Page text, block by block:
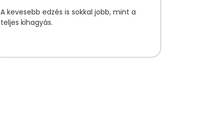
A kevesebb edzés is sokkal jobb, mint a
teljes kihagyás.